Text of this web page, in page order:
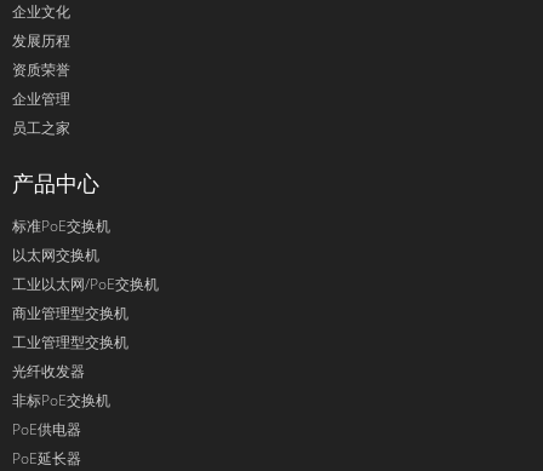
企业文化
发展历程
资质荣誉
企业管理
员工之家
产品中心
标准PoE交换机
以太网交换机
工业以太网/PoE交换机
商业管理型交换机
工业管理型交换机
光纤收发器
非标PoE交换机
PoE供电器
PoE延长器